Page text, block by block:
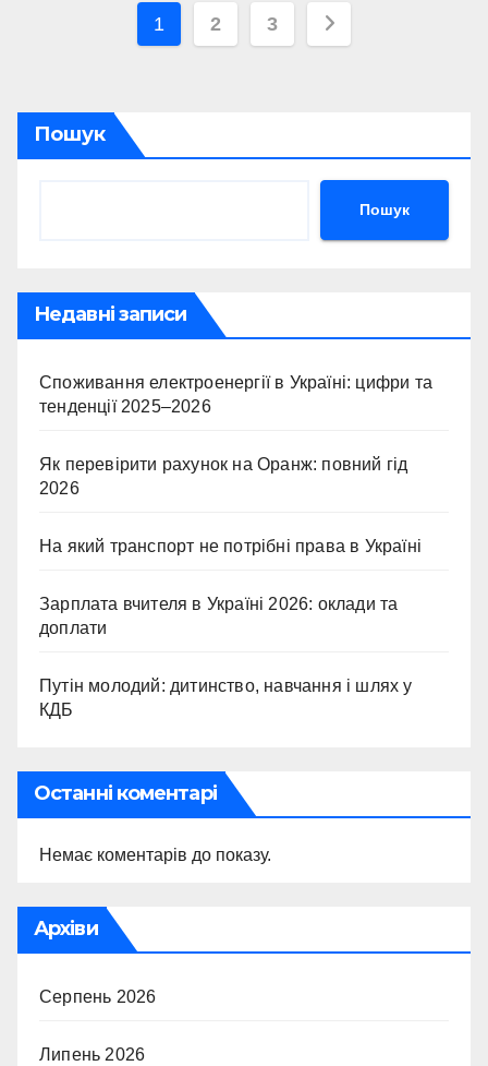
Пагінація
1 2 3
Пошук
Пошук
Недавні записи
Споживання електроенергії в Україні: цифри та
тенденції 2025–2026
Як перевірити рахунок на Оранж: повний гід
2026
На який транспорт не потрібні права в Україні
Зарплата вчителя в Україні 2026: оклади та
доплати
Путін молодий: дитинство, навчання і шлях у
КДБ
Останні коментарі
Немає коментарів до показу.
Архіви
Серпень 2026
Липень 2026